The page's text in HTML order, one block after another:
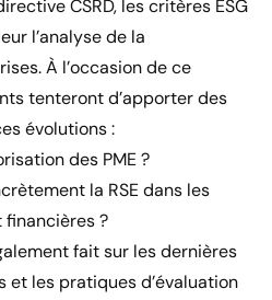
CSRD, les critères ESG
l’analyse de la
À l’occasion de ce
tenteront d’apporter des
évolutions :
des PME ?
la RSE dans les
?
fait sur les dernières
et les pratiques d’évaluation